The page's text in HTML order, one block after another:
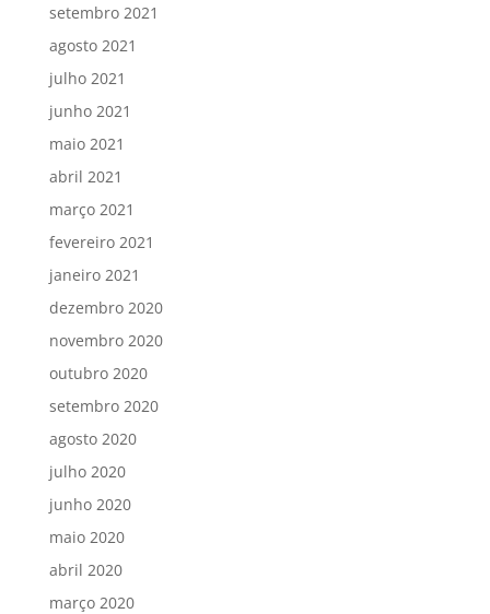
setembro 2021
agosto 2021
julho 2021
junho 2021
maio 2021
abril 2021
março 2021
fevereiro 2021
janeiro 2021
dezembro 2020
novembro 2020
outubro 2020
setembro 2020
agosto 2020
julho 2020
junho 2020
maio 2020
abril 2020
março 2020